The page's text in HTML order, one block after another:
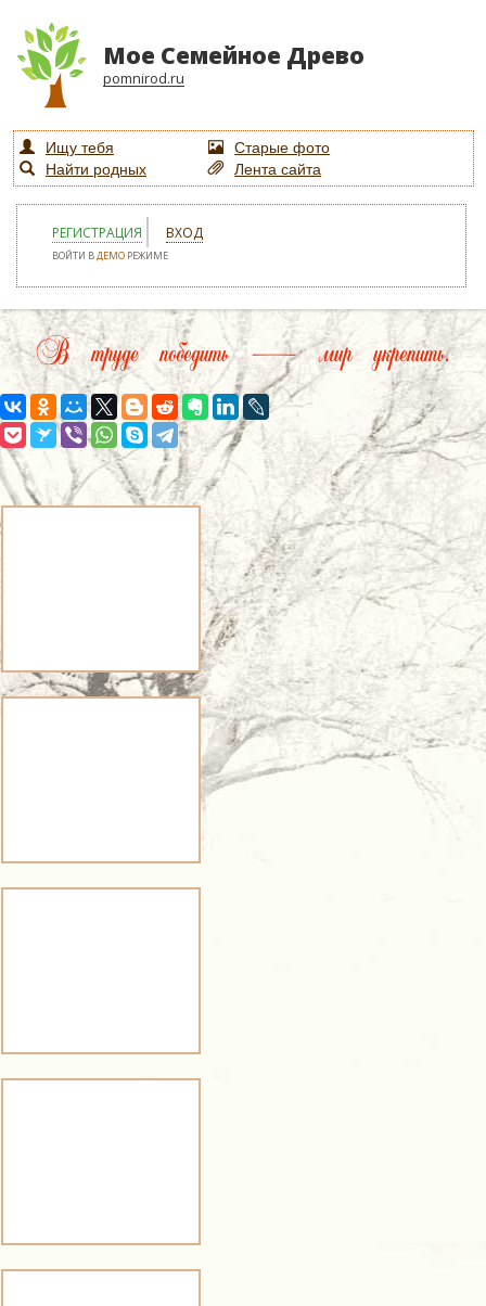
Мое Семейное Древо
pomnirod.ru
Ищу тебя
Старые фото
Найти родных
Лента сайта
РЕГИСТРАЦИЯ ВХОД
ВОЙТИ ВДЕМО РЕЖИМЕ
В труде победить — мир укрепить.